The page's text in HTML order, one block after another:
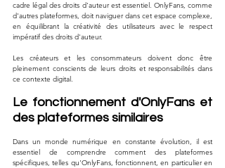
cadre légal des droits d'auteur est essentiel. OnlyFans, comme
d'autres plateformes, doit naviguer dans cet espace complexe,
en équilibrant la créativité des utilisateurs avec le respect
impératif des droits d'auteur.
Les créateurs et les consommateurs doivent donc être
pleinement conscients de leurs droits et responsabilités dans
ce contexte digital.
Le fonctionnement d'OnlyFans et
des plateformes similaires
Dans un monde numérique en constante évolution, il est
essentiel de comprendre comment des plateformes
spécifiques, telles qu'OnlyFans, fonctionnent, en particulier en